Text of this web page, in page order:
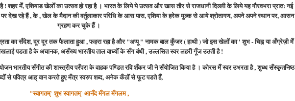
शहर मेँ, एशियाड खेलोँ का उत्सव हो रहा है । भारत के लिये ये उत्सव और खास तौर से राजधानी दिल्ली के लिये यह गौरवभरा प्रात: नई
देख रहे हैं , के , खेल के मैदान की वर्तुलाकार परिधि के आस पास, एशिया के हरेक मुल्क से आये श्रोतागण, अपने अपने स्थान पर, आसन
ग्रहण कर चुके हैँ ।
का सँदेश, दूर दूर तक फैलाता हुआ , फहरा रहा है और "अप्पू " नामक बाल कुँजर ( हाथी ) जो इस खेलोँ का ' शुभ - चिह्न या अँग्रेज़ी मेँ
पडता है के अचानक, असँख्य भारतीय ताल वाध्योँ के सँग बंधी , उल्लसित स्वर लहरी गूँज उठती है !
भारतीय सँगीत की शास्त्रीय परँपरा के वाहक पण्डित रवि शँकर जी ने सँयोजित किया है । कोरस मेँ स्वर उभरता है , शुध्ध सँस्कृतनिष्ठ
से पवित्र आह्`वान करते हुए मँत्र स्वरुप शब्द, अनेक कँठोँ से फूट पडते हैँ,
"स्वागतम्` शुभ स्वागतम्` आनँद मँगल मँगलम ,